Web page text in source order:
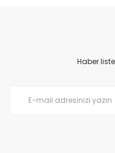
Ürün resmi kalitesiz,
Ürün açıklamasında
Haber